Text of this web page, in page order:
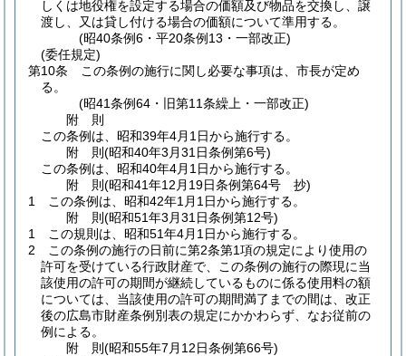
しくは地役権を設定する場合の価額及び物品を交換し、譲
渡し、又は貸し付ける場合の価額について準用する。
(昭40条例6・平20条例13・一部改正)
(委任規定)
第10条
この条例の施行に関し必要な事項は、市長が定め
る。
(昭41条例64・旧第11条繰上・一部改正)
附 則
この条例は、昭和39年4月1日から施行する。
附 則(昭和40年3月31日条例第6号)
この条例は、昭和40年4月1日から施行する。
附 則(昭和41年12月19日条例第64号 抄)
1
この条例は、昭和42年1月1日から施行する。
附 則(昭和51年3月31日条例第12号)
1
この規則は、昭和51年4月1日から施行する。
2
この条例の施行の日前に第2条第1項の規定により使用の
許可を受けている行政財産で、この条例の施行の際現に当
該使用の許可の期間が継続しているものに係る使用料の額
については、当該使用の許可の期間満了までの間は、改正
後の広島市財産条例別表の規定にかかわらず、なお従前の
例による。
附 則(昭和55年7月12日条例第66号)